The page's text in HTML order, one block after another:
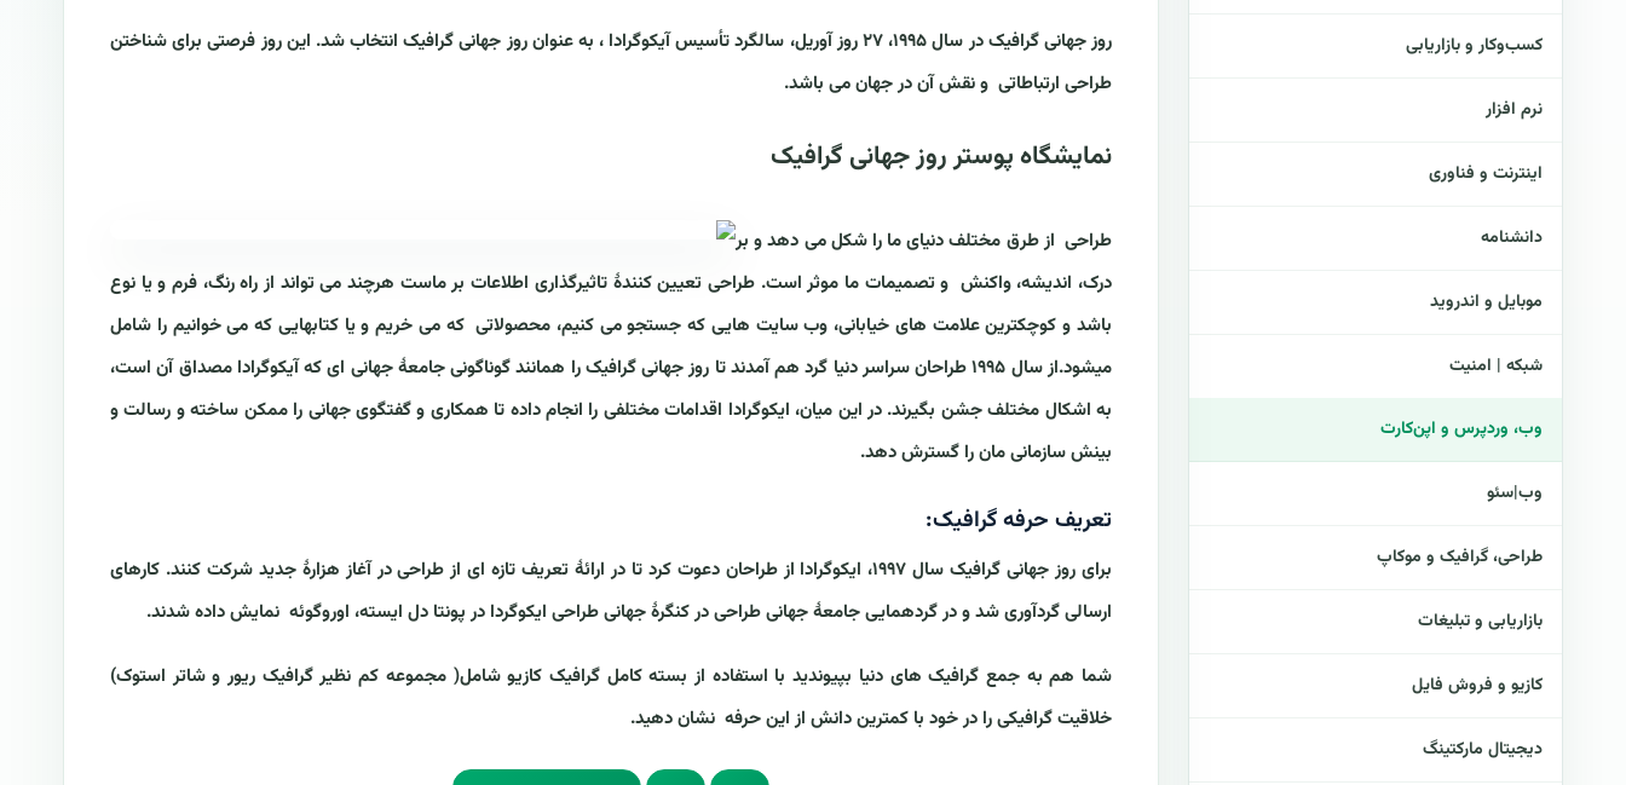
کسب‌وکار و بازاریابی
نرم افزار
اینترنت و فناوری
دانشنامه
موبایل و اندروید
شبکه | امنیت
وب، وردپرس و اپن‌کارت
وب|سئو
طراحی، گرافیک و موکاپ
بازاریابی و تبلیغات
کازیو و فروش فایل
دیجیتال مارکتینگ
روز جهانی گرافیک در سال ۱۹۹۵، ۲۷ روز آوریل، سالگرد تأسیس آیکوگرادا ، به عنوان روز جهانی گرافیک انتخاب شد. این روز فرصتی برای شناختن
طراحی ارتباطاتی و نقش آن در جهان می باشد.
نمایشگاه پوستر روز جهانی گرافیک
طراحی از طرق مختلف دنیای ما را شکل می دهد و بر
درک، اندیشه، واکنش و تصمیمات ما موثر است. طراحی تعیین کنندۀ تاثیرگذاری اطلاعات بر ماست هرچند می تواند از راه رنگ، فرم و یا نوع
باشد و کوچکترین علامت های خیابانی، وب سایت هایی که جستجو می کنیم، محصولاتی که می خریم و یا کتابهایی که می خوانیم را شامل
میشود.از سال ۱۹۹۵ طراحان سراسر دنیا گرد هم آمدند تا روز جهانی گرافیک را همانند گوناگونی جامعۀ جهانی ای که آیکوگرادا مصداق آن است،
به اشکال مختلف جشن بگیرند. در این میان، ایکوگرادا اقدامات مختلفی را انجام داده تا همکاری و گفتگوی جهانی را ممکن ساخته و رسالت و
بینش سازمانی مان را گسترش دهد.
تعریف حرفه گرافیک:
برای روز جهانی گرافیک سال ۱۹۹۷، ایکوگرادا از طراحان دعوت کرد تا در ارائۀ تعریف تازه ای از طراحی در آغاز هزارۀ جدید شرکت کنند. کارهای
ارسالی گردآوری شد و در گردهمایی جامعۀ جهانی طراحی در کنگرۀ جهانی طراحی ایکوگردا در پونتا دل ایسته، اوروگوئه نمایش داده شدند.
شما هم به جمع گرافیک های دنیا بپیوندید با استفاده از بسته کامل گرافیک کازیو شامل( مجموعه کم نظیر گرافیک ریور و شاتر استوک)
خلاقیت گرافیکی را در خود با کمترین دانش از این حرفه نشان دهید.